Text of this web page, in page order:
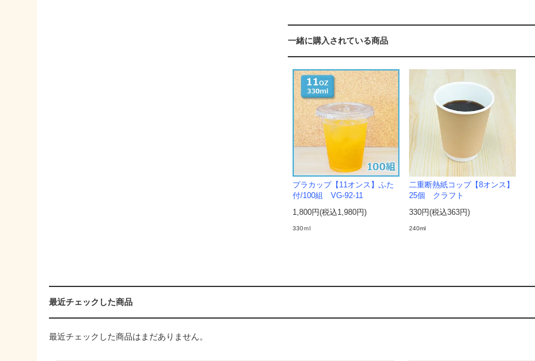
一緒に購入されている商品
プラカップ【11オンス】ふた
付/100組 VG-92-11
1,800円(税込1,980円)
330ｍl
二重断熱紙コップ【8オンス】
25個 クラフト
330円(税込363円)
240ml
最近チェックした商品
最近チェックした商品はまだありません。